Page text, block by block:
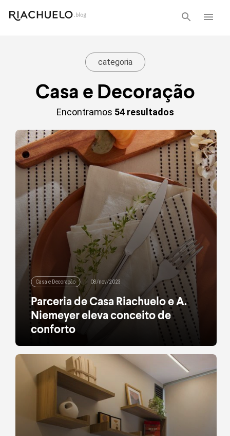
categoria
Casa e Decoração
Encontramos 54 resultados
Casa e Decoração 08/nov/2023
Parceria de Casa Riachuelo e A.
Niemeyer eleva conceito de
conforto
A nova coleção produzida em collab une conforto e
sofisticação para você transformar sua casa com
uma decoração aconchegante